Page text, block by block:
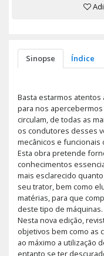
Sinopse Índice
Basta estarmos atentos
para nos
circulam, de todas as
os condutores desses
mecânicos e funcionais
Esta obra pretende
conhecimentos
mais esclarecido
seu trator, bem como
matérias, para que
deste tipo de máquinas.
Nesta nova edição,
objetivos bem como as
ao máximo a utilização
entanto se ter